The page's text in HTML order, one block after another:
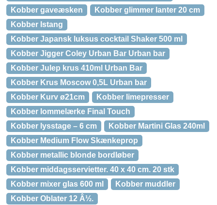
Kobber gaveæsken
Kobber glimmer lanter 20 cm
Kobber Istang
Kobber Japansk luksus cocktail Shaker 500 ml
Kobber Jigger Coley Urban Bar Urban bar
Kobber Julep krus 410ml Urban Bar
Kobber Krus Moscow 0,5L Urban bar
Kobber Kurv ø21cm
Kobber limepresser
Kobber lommelærke Final Touch
Kobber lysstage – 6 cm
Kobber Martini Glas 240ml
Kobber Medium Flow Skænkeprop
Kobber metallic blonde bordløber
Kobber middagsservietter. 40 x 40 cm. 20 stk
Kobber mixer glas 600 ml
Kobber muddler
Kobber Oblater 12 Â½.